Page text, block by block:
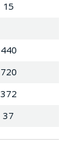
15
440
720
372
37